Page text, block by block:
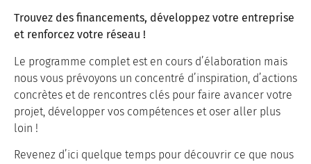
Trouvez des financements, développez votre entreprise
et renforcez votre réseau !
Le programme complet est en cours d’élaboration mais
nous vous prévoyons un concentré d’inspiration, d’actions
concrètes et de rencontres clés pour faire avancer votre
projet, développer vos compétences et oser aller plus
loin !
Revenez d’ici quelque temps pour découvrir ce que nous